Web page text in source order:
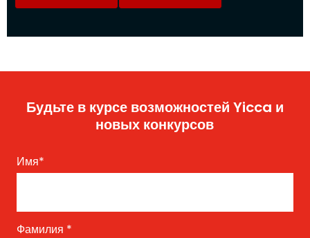
Будьте в курсе возможностей Yicca и
новых конкурсов
Имя*
Фамилия *